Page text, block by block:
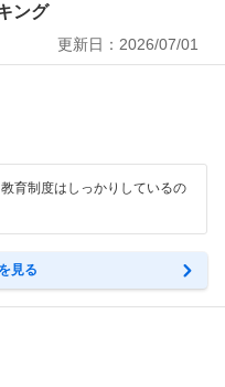
ング
更新日： 2026/07/01
育制度はしっかりしているの
見る